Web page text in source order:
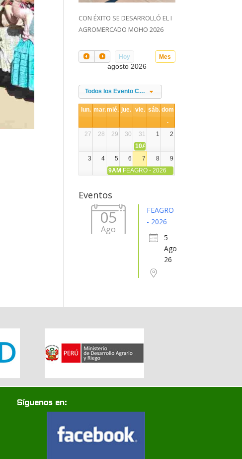
CON ÉXITO SE DESARROLLÓ EL I
AGROMERCADO MOHO 2026
Hoy Mes
agosto 2026
Todos los Evento Categories
lun. mar.mié. jue. vie. sáb. dom
.
27
28 29 30 31 1
2
10AM
3
4 5 6 7 8
9
9AM FEAGRO - 2026
17 18 19 20 22 23
25 26
6
Eventos
05
Ago
FEAGRO
- 2026
5
Ago
26
Síguenos en: